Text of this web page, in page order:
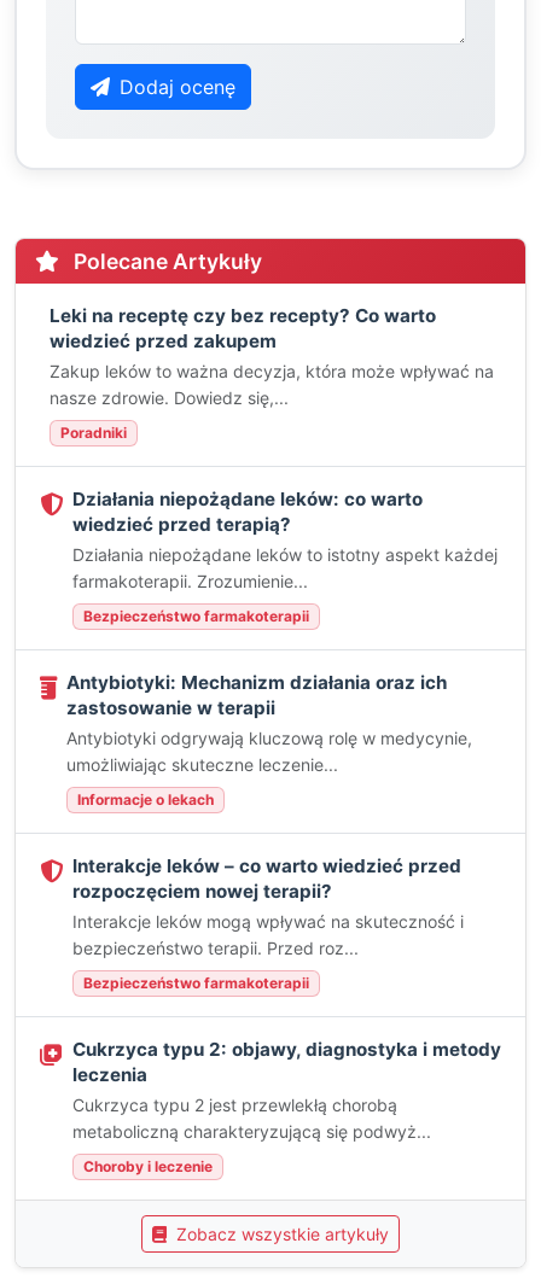
Dodaj ocenę
Polecane Artykuły
Leki na receptę czy bez recepty? Co warto
wiedzieć przed zakupem
Zakup leków to ważna decyzja, która może wpływać na
nasze zdrowie. Dowiedz się,...
Poradniki
Działania niepożądane leków: co warto
wiedzieć przed terapią?
Działania niepożądane leków to istotny aspekt każdej
farmakoterapii. Zrozumienie...
Bezpieczeństwo farmakoterapii
Antybiotyki: Mechanizm działania oraz ich
zastosowanie w terapii
Antybiotyki odgrywają kluczową rolę w medycynie,
umożliwiając skuteczne leczenie...
Informacje o lekach
Interakcje leków – co warto wiedzieć przed
rozpoczęciem nowej terapii?
Interakcje leków mogą wpływać na skuteczność i
bezpieczeństwo terapii. Przed roz...
Bezpieczeństwo farmakoterapii
Cukrzyca typu 2: objawy, diagnostyka i metody
leczenia
Cukrzyca typu 2 jest przewlekłą chorobą
metaboliczną charakteryzującą się podwyż...
Choroby i leczenie
Zobacz wszystkie artykuły